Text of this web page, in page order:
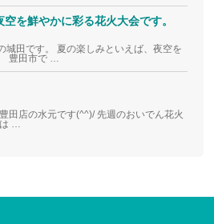
を鮮やかに彩る花火大会です。
城田です。 夏の楽しみといえば、夜空を
豊田市で …
田店の水元です(^^)/ 先週のおいでん花火
は …